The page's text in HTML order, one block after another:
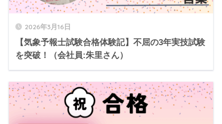
2026年3月16日
【気象予報士試験合格体験記】不屈の3年実技試験
を突破！（会社員:朱里さん）